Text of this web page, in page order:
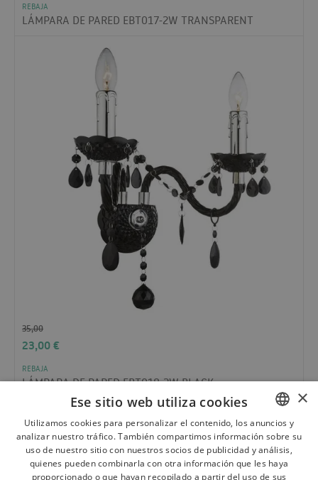
REBAJA
LÁMPARA DE PARED EBT017-2W TRANSPARENT
35,00
23,00€
REBAJA
LÁMPARA DE PARED EBT018-2W BLACK
POLISH
BULGARIAN
×
Ese sitio web utiliza cookies
Utilizamos cookies para personalizar el contenido, los anuncios y
analizar nuestro tráfico. También compartimos información sobre su
uso de nuestro sitio con nuestros socios de publicidad y análisis,
quienes pueden combinarla con otra información que les haya
proporcionado o que hayan recopilado a partir del uso de sus